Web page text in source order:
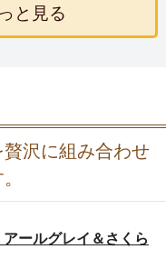
と見る
沢に組み合わせ
ールグレイ＆さくら